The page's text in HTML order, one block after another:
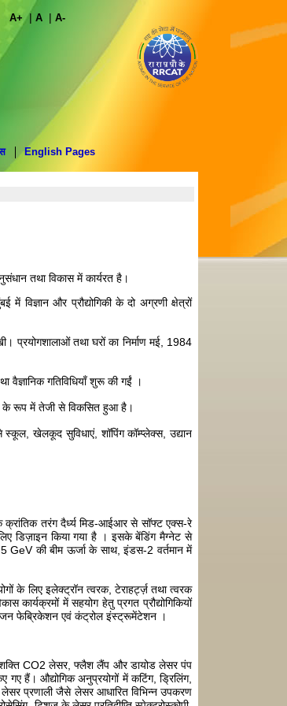
A+ | A | A-
English Pages
तथा विकास में कार्यरत है।
विज्ञान और प्रौद्योगिकी के दो अग्रणी क्षेत्रों
प्रयोगशालाओं तथा घरों का निर्माण मई, 1984
वैज्ञानिक गतिविधियाँ शुरू की गईं ।
के रूप में तेजी से विकसित हुआ है।
खेलकूद सुविधाएं, शॉपिंग कॉम्प्लेक्स, उद्यान
तरंग दैर्ध्य मिड-आईआर से सॉफ्ट एक्स-रे
डिज़ाइन किया गया है । इसके बेंडिंग मैग्नेट से
GeV की बीम ऊर्जा के साथ, इंडस-2 वर्तमान में
के लिए इलेक्ट्रॉन त्वरक, टेराहर्ट्ज़ तथा त्वरक
में सहयोग हेतु प्रगत प्रौद्योगिकियों
फेब्रिकेशन एवं कंट्रोल इंस्ट्रूमेंटेशन ।
शक्ति CO2 लेसर, फ्लैश लैंप और डायोड लेसर पंप
गए हैं। औद्योगिक अनुप्रयोगों में कटिंग, ड्रिलिंग,
प्रणाली जैसे लेसर आधारित विभिन्न उपकरण